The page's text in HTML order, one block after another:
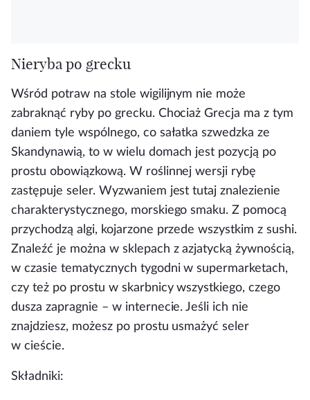
Nieryba po grecku
Wśród potraw na stole wigilijnym nie może
zabraknąć ryby po grecku. Chociaż Grecja ma z tym
daniem tyle wspólnego, co sałatka szwedzka ze
Skandynawią, to w wielu domach jest pozycją po
prostu obowiązkową. W roślinnej wersji rybę
zastępuje seler. Wyzwaniem jest tutaj znalezienie
charakterystycznego, morskiego smaku. Z pomocą
przychodzą algi, kojarzone przede wszystkim z sushi.
Znaleźć je można w sklepach z azjatycką żywnością,
w czasie tematycznych tygodni w supermarketach,
czy też po prostu w skarbnicy wszystkiego, czego
dusza zapragnie – w internecie. Jeśli ich nie
znajdziesz, możesz po prostu usmażyć seler
w cieście.
Składniki: